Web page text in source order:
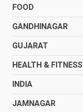
FOOD
GANDHINAGAR
GUJARAT
HEALTH & FITNESS
INDIA
JAMNAGAR